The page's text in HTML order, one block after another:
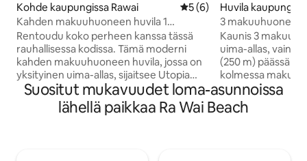
Kohde kaupungissa Rawai Keskimääräinen arvio 5/5,
5 (6)
Kahden makuuhuoneen huvila 1
yksityisellä uima-altaalla Rawai'ssa,
Phuketissa
Rentoudu koko perheen kanssa tässä
rauhallisessa kodissa. Tämä moderni
kahden makuuhuoneen huvila, jossa on
yksityinen uima-allas, sijaitsee Utopia
Naiharn -hankkeessa, jossa on 24 tunnin
vartiointi. Naiharnin rannalle on vain 3
minuutin ajomatka tai 10 minuutin
Huvila
3 makuuhuoneen
kävelymatka
Kaunis 3
uima-allas, vain
(250 m) päässä
kolmessa
kylpyhuone, king-
sisäänrakennettu
Päämakuuhuone
Suositut mukavuudet loma-asunnoissa
lähellä paikkaa Ra Wai Beach